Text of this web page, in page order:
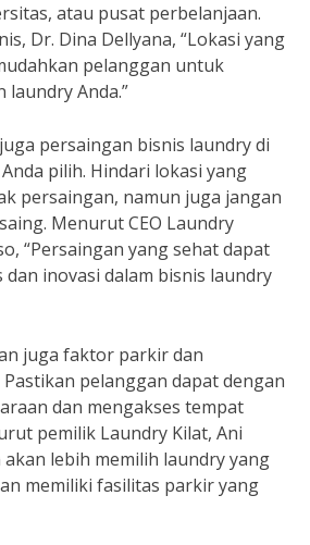
atau pusat perbelanjaan.
Dr. Dina Dellyana, “Lokasi yang
pelanggan untuk
laundry Anda.”
persaingan bisnis laundry di
pilih. Hindari lokasi yang
persaingan, namun juga jangan
Menurut CEO Laundry
“Persaingan yang sehat dapat
dan inovasi dalam bisnis laundry
juga faktor parkir dan
pelanggan dapat dengan
dan mengakses tempat
pemilik Laundry Kilat, Ani
akan lebih memilih laundry yang
memiliki fasilitas parkir yang